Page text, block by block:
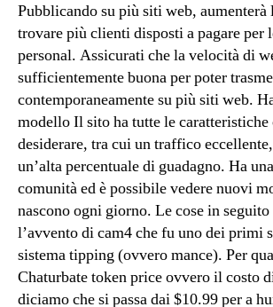
Pubblicando su più siti web,
trovare più clienti disposti a pagare per
personal. Assicurati che la velocità di
sufficientemente buona per poter
contemporaneamente su più siti web.
modello Il sito ha tutte le caratteristiche
desiderare, tra cui un traffico
un’alta percentuale di guadagno. Ha
comunità ed è possibile vedere nuovi
nascono ogni giorno. Le cose in
l’avvento di cam4 che fu uno dei primi
sistema tipping (ovvero mance). Per
Chaturbate token price ovvero il costo
diciamo che si passa dai $10.99 per a